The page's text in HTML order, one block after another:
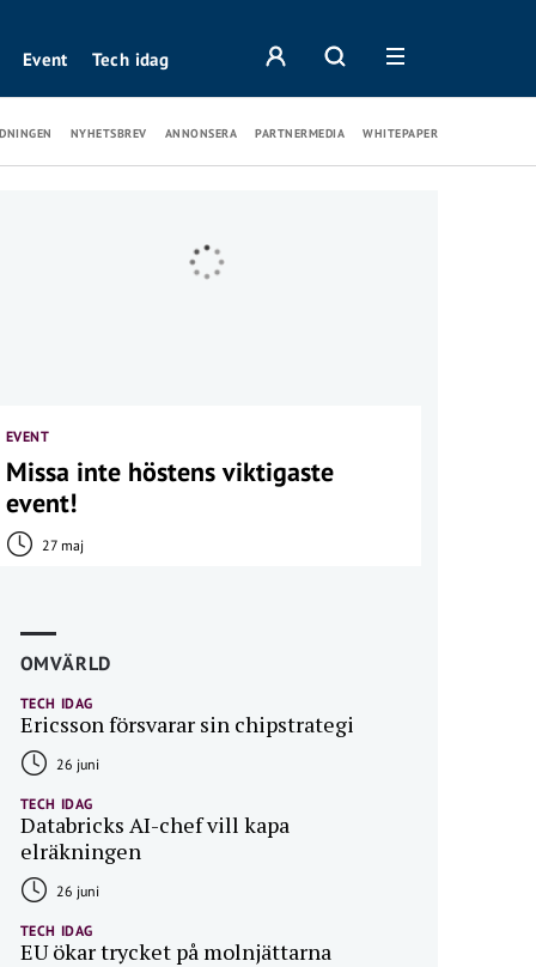
Event Tech idag
NYHETSBREV ANNONSERA PARTNERMEDIA WHITEPAPER
EVENT
Missa inte höstens viktigaste
event!
27 maj
OMVÄRLD
TECH IDAG
Ericsson försvarar sin chipstrategi
26 juni
TECH IDAG
Databricks AI-chef vill kapa
elräkningen
26 juni
TECH IDAG
EU ökar trycket på molnjättarna